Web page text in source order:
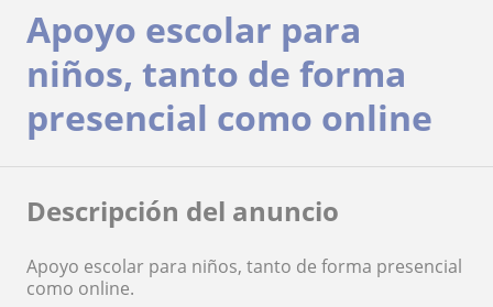
Apoyo escolar para
niños, tanto de forma
presencial como online
Descripción del anuncio
Apoyo escolar para niños, tanto de forma presencial
como online.